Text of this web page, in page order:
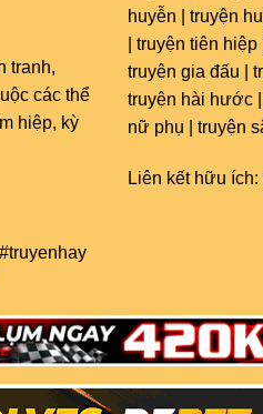
tranh,
các thể
hiệp, kỳ
huyễn | truyện
| truyện tiên
truyện gia đấu |
truyện hài hước
nữ phụ | truyện
Liên kết hữu ích: